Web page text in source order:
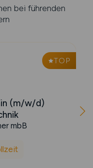
bei führenden
TOP
(m/w/d)
mbB